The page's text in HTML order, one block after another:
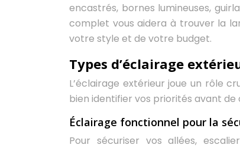
encastrés, bornes lumineuses,
complet vous aidera à trouver la
votre style et de votre budget.
Types d’éclairage
L’éclairage extérieur joue un rôle
bien identifier vos priorités avant de
Éclairage fonctionnel pour la
Pour sécuriser vos allées,